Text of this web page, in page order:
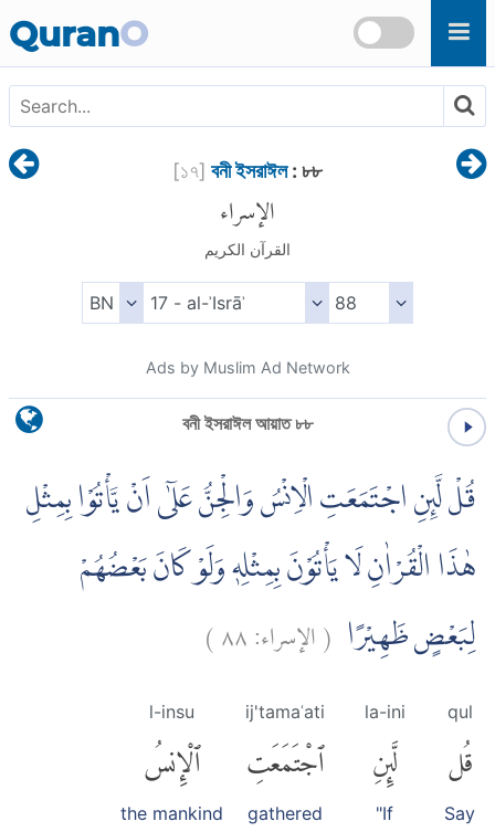
QuranO
[১৭] বনী ইসরাঈল: ৮৮
الإسراء
القرآن الكريم
Ads by Muslim Ad Network
বনী ইসরাঈল আয়াত ৮৮
قُلْ لَّىِٕنِ اجْتَمَعَتِ الْاِنْسُ وَالْجِنُّ عَلٰٓى اَنْ يَّأْتُوْا بِمِثْلِ
هٰذَا الْقُرْاٰنِ لَا يَأْتُوْنَ بِمِثْلِهٖ وَلَوْ كَانَ بَعْضُهُمْ
لِبَعْضٍ ظَهِيْرًا (الإسراء:٨٨)
qul
قُل
Say
la-ini
لَّئِنِ
"If
ij'tamaʿati
ٱجْتَمَعَتِ
gathered
l-insu
ٱلْإِنسُ
the mankind